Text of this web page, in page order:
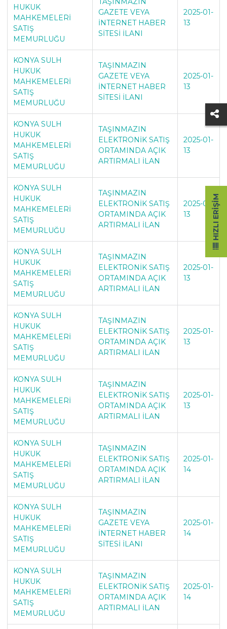
HUKUK
MAHKEMELERİ
SATIŞ
MEMURLUĞU
GAZETE VEYA
İNTERNET HABER
SİTESİ İLANI
2025-01-
13
KONYA SULH
HUKUK
MAHKEMELERİ
SATIŞ
MEMURLUĞU
TAŞINMAZIN
GAZETE VEYA
İNTERNET HABER
SİTESİ İLANI
2025-01-
13
KONYA SULH
HUKUK
MAHKEMELERİ
SATIŞ
MEMURLUĞU
TAŞINMAZIN
ELEKTRONİK SATIŞ
ORTAMINDA AÇIK
ARTIRMALI İLAN
2025-01-
13
KONYA SULH
HUKUK
MAHKEMELERİ
SATIŞ
MEMURLUĞU
TAŞINMAZIN
ELEKTRONİK SATIŞ
ORTAMINDA AÇIK
ARTIRMALI İLAN
2025-01-
13
KONYA SULH
HUKUK
MAHKEMELERİ
SATIŞ
MEMURLUĞU
TAŞINMAZIN
ELEKTRONİK SATIŞ
ORTAMINDA AÇIK
ARTIRMALI İLAN
2025-01-
13
KONYA SULH
HUKUK
MAHKEMELERİ
SATIŞ
MEMURLUĞU
TAŞINMAZIN
ELEKTRONİK SATIŞ
ORTAMINDA AÇIK
ARTIRMALI İLAN
2025-01-
13
KONYA SULH
HUKUK
MAHKEMELERİ
SATIŞ
MEMURLUĞU
TAŞINMAZIN
ELEKTRONİK SATIŞ
ORTAMINDA AÇIK
ARTIRMALI İLAN
2025-01-
13
KONYA SULH
HUKUK
MAHKEMELERİ
SATIŞ
MEMURLUĞU
TAŞINMAZIN
ELEKTRONİK SATIŞ
ORTAMINDA AÇIK
ARTIRMALI İLAN
2025-01-
14
KONYA SULH
HUKUK
MAHKEMELERİ
SATIŞ
MEMURLUĞU
TAŞINMAZIN
GAZETE VEYA
İNTERNET HABER
SİTESİ İLANI
2025-01-
14
KONYA SULH
HUKUK
MAHKEMELERİ
SATIŞ
MEMURLUĞU
TAŞINMAZIN
ELEKTRONİK SATIŞ
ORTAMINDA AÇIK
ARTIRMALI İLAN
2025-01-
14
HIZLI ERIŞIM